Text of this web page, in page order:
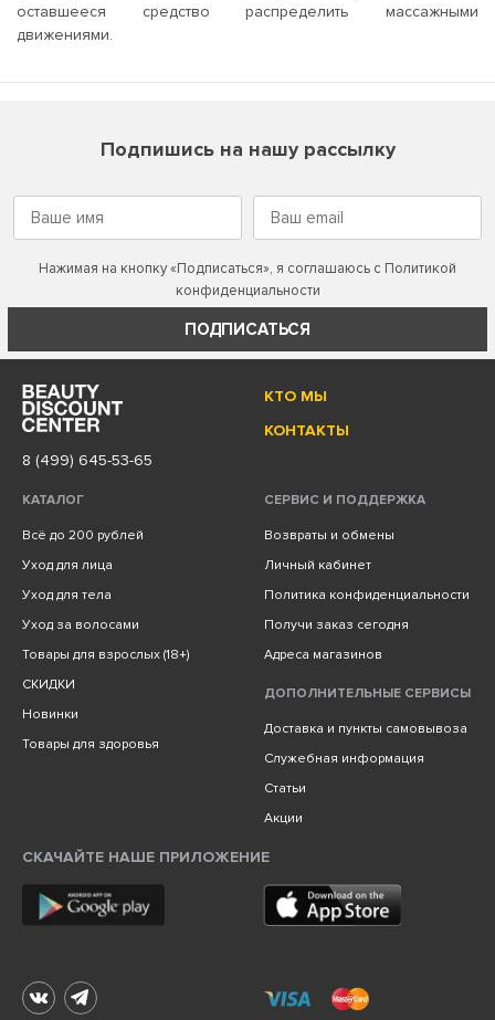
оставшееся средство распределить массажными
движениями.
Подпишись на нашу рассылку
Нажимая на кнопку «Подписаться», я соглашаюсь с Политикой
конфиденциальности
ПОДПИСАТЬСЯ
КТО МЫ
КОНТАКТЫ
8 (499) 645-53-65
КАТАЛОГ
Всё до 200 рублей
Уход для лица
Уход для тела
Уход за волосами
Товары для взрослых (18+)
СКИДКИ
Новинки
Товары для здоровья
СЕРВИС И ПОДДЕРЖКА
Возвраты и обмены
Личный кабинет
Политика конфиденциальности
Получи заказ сегодня
Адреса магазинов
ДОПОЛНИТЕЛЬНЫЕ СЕРВИСЫ
Доставка и пункты самовывоза
Служебная информация
Статьи
Акции
СКАЧАЙТЕ НАШЕ ПРИЛОЖЕНИЕ